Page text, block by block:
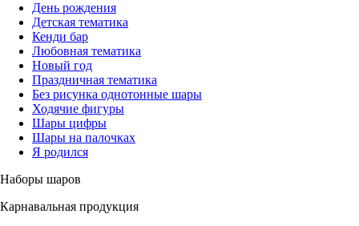
День рождения
Детская тематика
Кенди бар
Любовная тематика
Новый год
Праздничная тематика
Без рисунка однотонные шары
Ходячие фигуры
Шары цифры
Шары на палочках
Я родился
Наборы шаров
Карнавальная продукция